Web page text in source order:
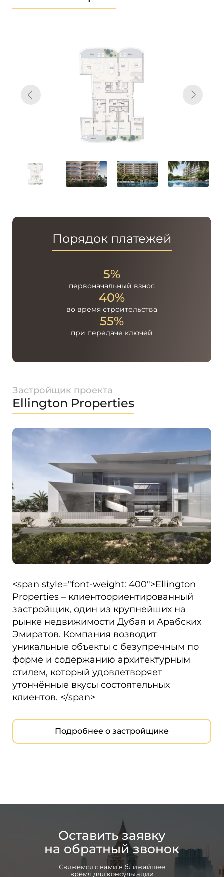
Порядок платежей
5%
первоначальный взнос
40%
во время строительства
55%
при передаче ключей
Застройщик проекта
Ellington Properties
<span style="font-weight: 400">Ellington
Properties – клиентоориентированный
застройщик, один из крупнейших на
рынке недвижимости Дубая и Арабских
Эмиратов. Компания возводит
уникальные объекты с безупречным по
форме и содержанию архитектурным
стилем, который удовлетворяет
утончённые вкусы состоятельных
клиентов. </span>
Подробнее о застройщике
Оставить заявку
на обратный звонок
Свяжемся с вами в ближайшее
время для консультации